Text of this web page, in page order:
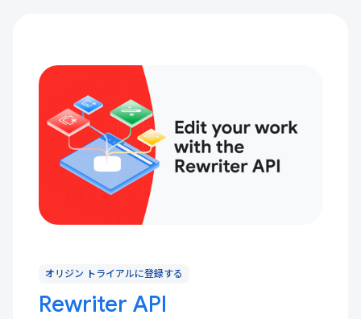
オリジン トライアルに登録する
Rewriter API